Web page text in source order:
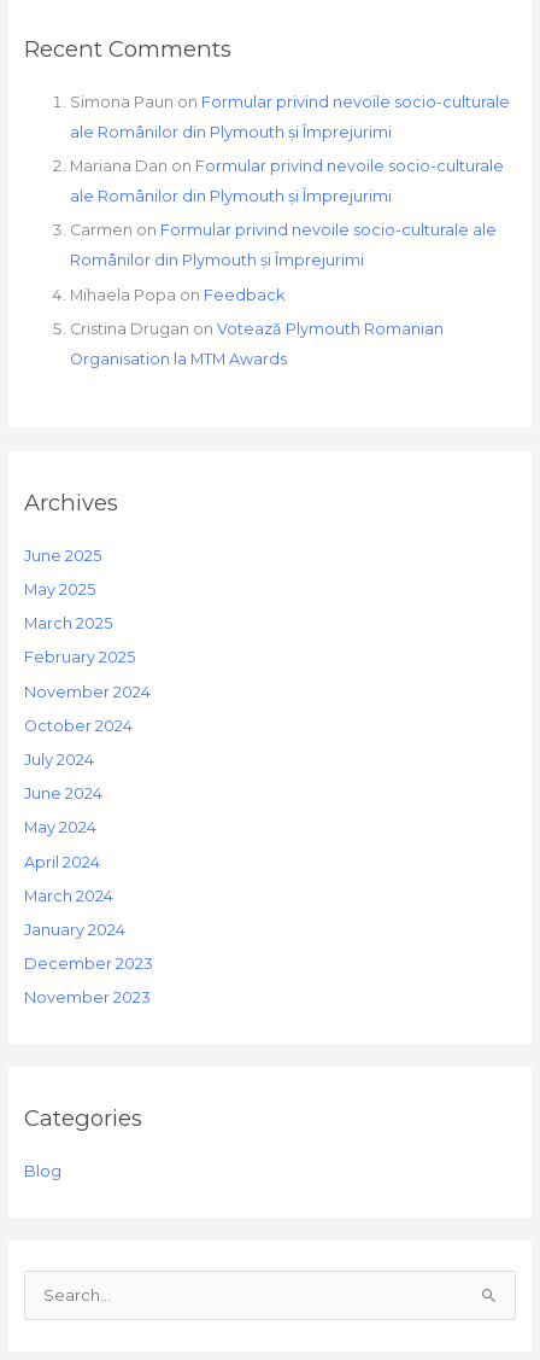
Recent Comments
Simona Paun on Formular privind nevoile socio-culturale
ale Românilor din Plymouth și Împrejurimi
Mariana Dan on Formular privind nevoile socio-culturale
ale Românilor din Plymouth și Împrejurimi
Carmen on Formular privind nevoile socio-culturale ale
Românilor din Plymouth și Împrejurimi
Mihaela Popa on Feedback
Cristina Drugan on Votează Plymouth Romanian
Organisation la MTM Awards
Archives
June 2025
May 2025
March 2025
February 2025
November 2024
October 2024
July 2024
June 2024
May 2024
April 2024
March 2024
January 2024
December 2023
November 2023
Categories
Blog